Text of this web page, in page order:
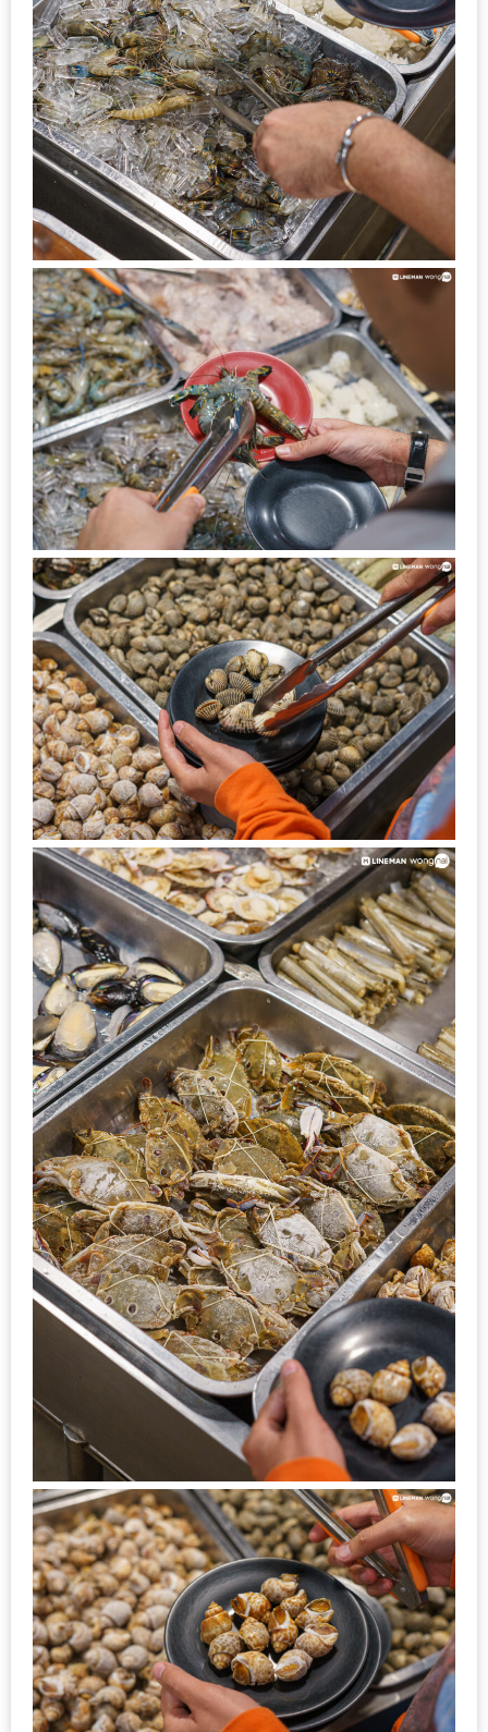
งาน
เดียว
ทั้ง
ช้อป
กิน
เที่ยว
พร้อม
โปร
โม
ชั่น
สำหรับ
คน
รัก
บ้าน
มากมาย
MAPS
MY
ACCOUNT
NEW
FACEBOOK
TIMELINE
POLICY
OKTOBERFEST
ครั้ง
ที่
2
เทศกาล
เบียร์
ที่
ใหญ่
ที่สุด
ใน
โลก
กับ
โรง
แรม
ฮอ
ลิ
เดย์
อินน์
เชียงใหม่
PANDA
ทำไม
เรา
ไม่
ทำ
อาหาร
ทาน
เอง?
SHOP